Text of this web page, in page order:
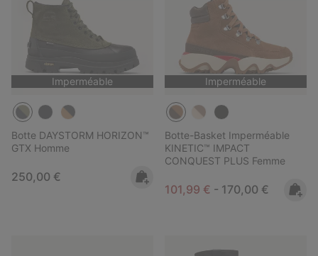
Imperméable
Botte DAYSTORM HORIZON™
GTX Homme
Regular price:
250,00 €
Imperméable
Botte-Basket Imperméable
KINETIC™ IMPACT
CONQUEST PLUS Femme
Minimum sale price:
101,99 € - Maximum price:
170,00 €